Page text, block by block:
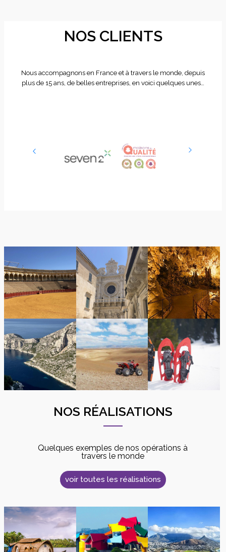
NOS CLIENTS
Nous accompagnons en France et à travers le monde, depuis
plus de 15 ans, de belles entreprises, en voici quelques unes…
NOS RÉALISATIONS
Quelques exemples de nos opérations à
travers le monde
voir toutes les réalisations